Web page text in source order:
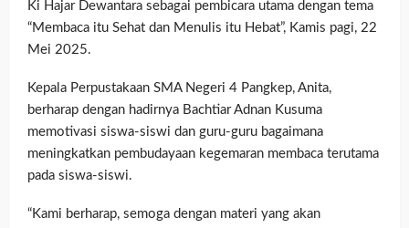
Ki Hajar Dewantara sebagai pembicara utama dengan tema
“Membaca itu Sehat dan Menulis itu Hebat”, Kamis pagi, 22
Mei 2025.
Kepala Perpustakaan SMA Negeri 4 Pangkep, Anita,
berharap dengan hadirnya Bachtiar Adnan Kusuma
memotivasi siswa-siswi dan guru-guru bagaimana
meningkatkan pembudayaan kegemaran membaca terutama
pada siswa-siswi.
“Kami berharap, semoga dengan materi yang akan